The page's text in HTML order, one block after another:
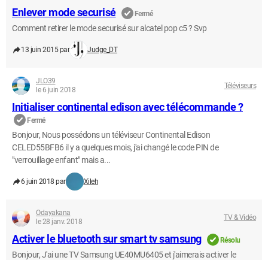
Enlever mode securisé Fermé
Comment retirer le mode securisé sur alcatel pop c5 ? Svp
13 juin 2015 par Judge_DT
JLO39
le 6 juin 2018
Téléviseurs
Initialiser continental edison avec télécommande ?
Fermé
Bonjour, Nous possédons un téléviseur Continental Edison
CELED55BFB6 il y a quelques mois, j'ai changé le code PIN de
"verrouillage enfant" mais a...
6 juin 2018 par Xileh
Odayakana
le 28 janv. 2018
TV & Vidéo
Activer le bluetooth sur smart tv samsung Résolu
Bonjour, J'ai une TV Samsung UE40MU6405 et j'aimerais activer le